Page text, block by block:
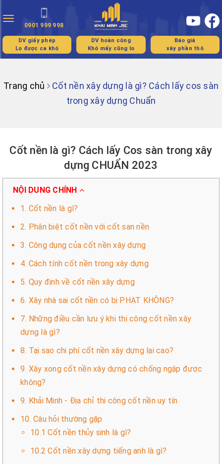
Toggle
navigation
0901 999 998
DV giấy phép
Lo được ca khó
DV hoàn công
Khó mấy cũng lo
Báo giá
xây phần thô
Trang chủ
Cốt nền xây dựng là gì? Cách lấy cos sàn
trong xây dựng Chuẩn
Cốt nền là gì? Cách lấy Cos sàn trong xây
dựng CHUẨN 2023
NỘI DUNG CHÍNH
1. Cốt nền là gì?
2. Phân biệt cốt nền với cốt san nền
3. Công dụng của cốt nền xây dựng
4. Cách tính cốt nền trong xây dựng
5. Quy định về cốt nền xây dựng
6. Xây nhà sai cốt nền có bị PHẠT KHÔNG?
7. Những điều cần lưu ý khi thi công cốt nền xây
dựng là gì?
8. Tại sao chi phí cốt nền xây dựng lại cao?
9. Xây xong cốt nền xây dựng có chống ngập được
không?
9. Khải Minh - Địa chỉ thi công cốt nền uy tín
10. Câu hỏi thường gặp
10.1 Cốt nền thủy sinh là gì?
10.2 Cốt nền xây dựng tiếng anh là gì?